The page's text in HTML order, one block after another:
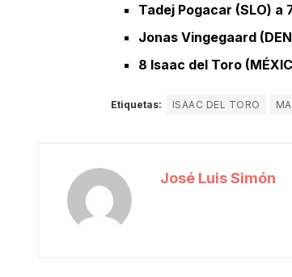
Tadej Pogacar (SLO) a
Jonas Vingegaard
8 Isaac del Toro
Etiquetas: ISAAC DEL TORO
José Luis Simón